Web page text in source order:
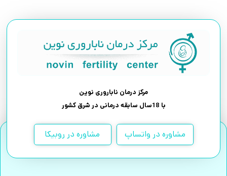
مرکز درمان ناباروری نوین
با 18سال سابقه درمانی در شرق کشور
مشاوره در واتساپ مشاوره در روبیکا